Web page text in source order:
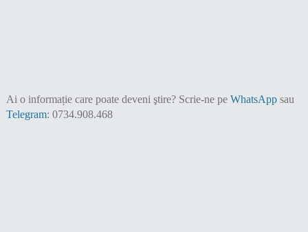
Ai o informație care poate deveni ştire? Scrie-ne pe WhatsAppsau
Telegram: 0734.908.468